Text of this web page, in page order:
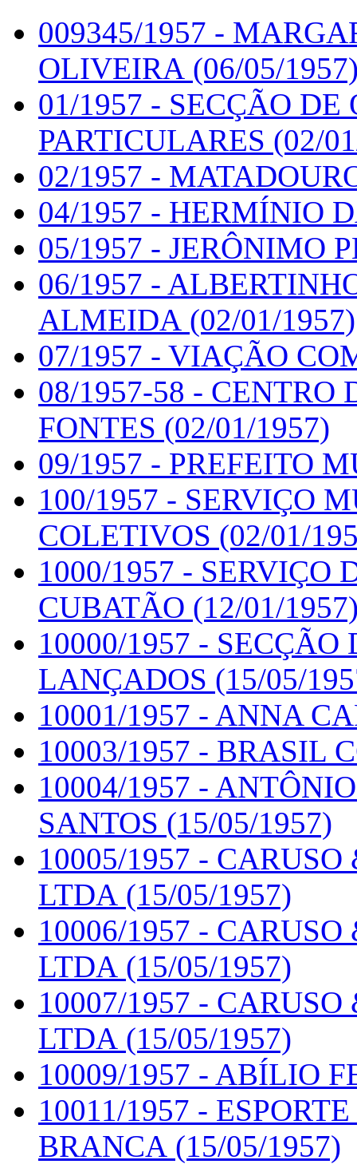
009345/1957 -
OLIVEIRA (06/05/
01/1957 - SECÇÃO DE
PARTICULARES (02/
02/1957 -
04/1957 - HERMÍNIO
05/1957 - JERÔNIMO
06/1957 -
ALMEIDA (02/01/1957)
07/1957 - VIAÇÃO
08/1957-58 - CENTRO
FONTES (02/01/1957)
09/1957 - PREFEITO
100/1957 - SERVIÇO
COLETIVOS (02/01/
1000/1957 - SERVIÇO
CUBATÃO (12/01/
10000/1957 -
LANÇADOS (15/05/
10001/1957 - ANNA
10003/1957 - BRASIL
10004/1957 -
SANTOS (15/05/1957)
10005/1957 -
LTDA (15/05/1957)
10006/1957 -
LTDA (15/05/1957)
10007/1957 -
LTDA (15/05/1957)
10009/1957 - ABÍLIO
10011/1957 -
BRANCA (15/05/1957)